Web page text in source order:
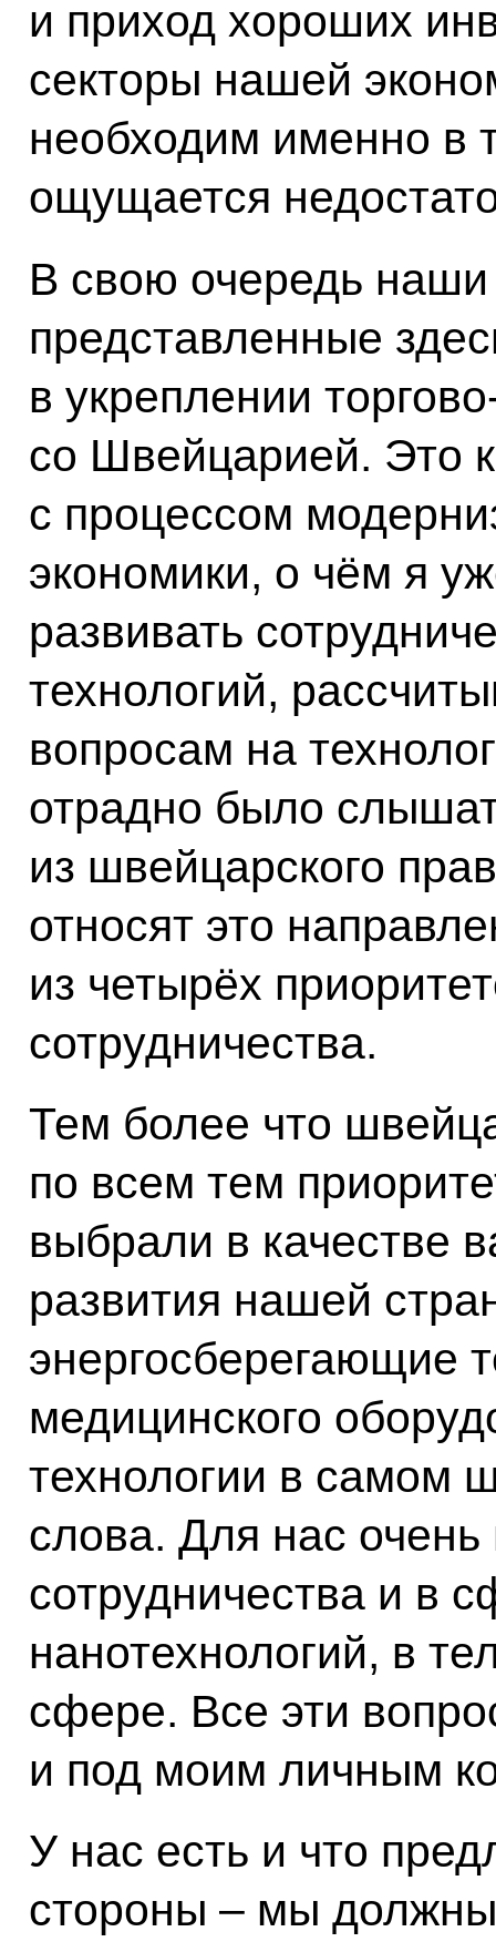
и приход хороших
секторы нашей
необходим именно в
ощущается
В свою очередь
представленные
в укреплении
со Швейцарией. Это
с процессом
экономики, о чём я
развивать
технологий,
вопросам на
отрадно было
из швейцарского
относят это
из четырёх
сотрудничества.
Тем более что
по всем тем
выбрали в качестве
развития нашей
энергосберегающие
медицинского
технологии в самом
слова. Для нас
сотрудничества и в
нанотехнологий, в
сфере. Все эти
и под моим личным
У нас есть и что
стороны – мы